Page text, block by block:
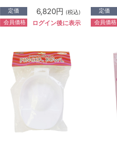
定価 6,820円 (税込)
会員価格 ログイン後に表示
定価
会員価格